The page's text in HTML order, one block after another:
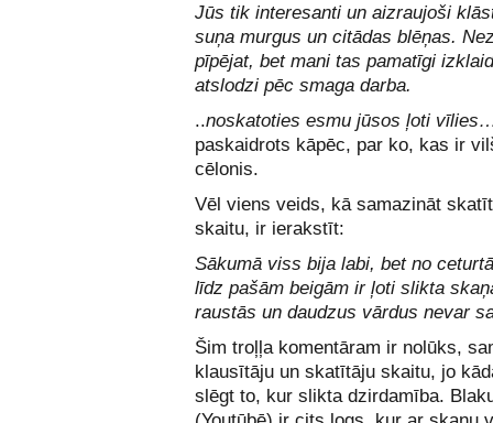
Jūs tik interesanti un aizraujoši
suņa murgus un citādas blēņas.
pīpējat, bet mani tas pamatīgi
atslodzi pēc smaga darba.
..noskatoties esmu jūsos ļoti
paskaidrots kāpēc, par ko, kas ir
cēlonis.
Vēl viens veids, kā samazināt
skaitu, ir ierakstīt:
Sākumā viss bija labi, bet no
līdz pašām beigām ir ļoti slikta
raustās un daudzus vārdus nevar
Šim troļļa komentāram ir nolūks,
klausītāju un skatītāju skaitu, jo
slēgt to, kur slikta dzirdamība.